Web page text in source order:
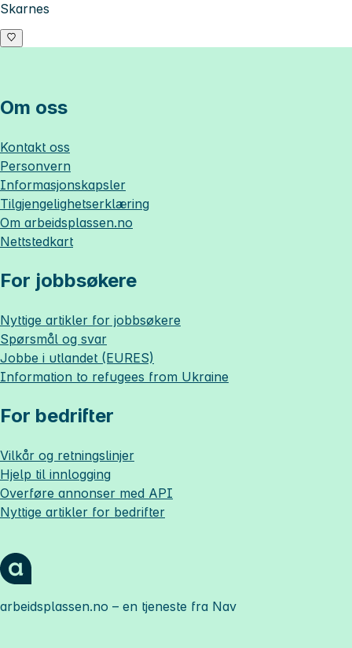
Skarnes
Om oss
Kontakt oss
Personvern
Informasjonskapsler
Tilgjengelighetserklæring
Om arbeidsplassen.no
Nettstedkart
For jobbsøkere
Nyttige artikler for jobbsøkere
Spørsmål og svar
Jobbe i utlandet (EURES)
Information to refugees from Ukraine
For bedrifter
Vilkår og retningslinjer
Hjelp til innlogging
Overføre annonser med API
Nyttige artikler for bedrifter
arbeidsplassen.no – en tjeneste fra Nav